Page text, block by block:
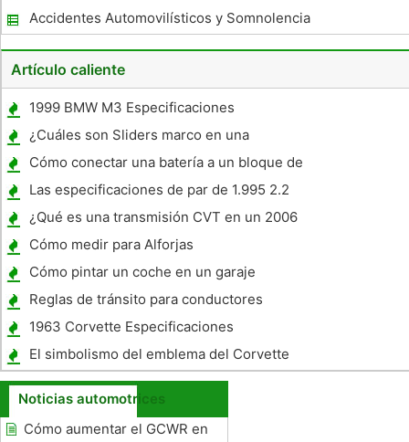
negativo en primer lugar?
Accidentes Automovilísticos y Somnolencia
Artículo caliente
1999 BMW M3 Especificaciones
¿Cuáles son Sliders marco en una
motocicleta utiliza?
Cómo conectar una batería a un bloque de
terminales
Las especificaciones de par de 1.995 2.2
Cavalier
¿Qué es una transmisión CVT en un 2006
Ford 500?
Cómo medir para Alforjas
Cómo pintar un coche en un garaje
Reglas de tránsito para conductores
menores de 18
1963 Corvette Especificaciones
El simbolismo del emblema del Corvette
Noticias automotrices
Cómo aumentar el GCWR en